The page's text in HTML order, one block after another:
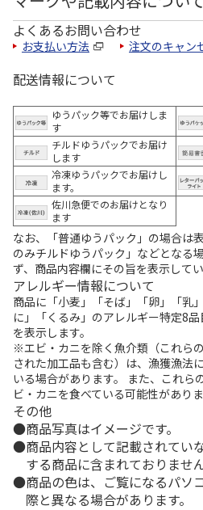
よくあるお問い合わせ
お支払い方法 注文のキャン
配送情報について
ゆうパック等でお届けしま
す
チルドゆうパックでお届け
します
冷凍ゆうパックでお届けし
ます。
佐川急便でのお届けとなり
ます
なお、「普通ゆうパック」の場合は
のみチルドゆうパック」などとなる
ず、商品内容欄にその旨を表示してい
アレルギー情報について
商品に「小麦」「そば」「卵」「乳
に」「くるみ」のアレルギー特定8
を表示します。
※エビ・カニを除く魚介類（これら
された加工品も含む）は、漁獲漁法
いる場合があります。 また、これら
ビ・カニを食べている可能性がありま
その他
商品写真はイメージです。
商品内容として記載されてい
する商品に含まれておりません
商品の色は、ご覧になるパソ
際と異なる場合があります。